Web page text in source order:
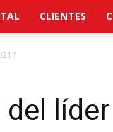
CLIENTES